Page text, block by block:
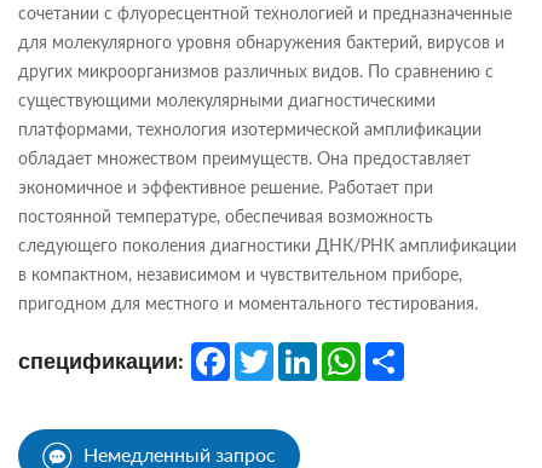
сочетании с флуоресцентной технологией и предназначенные
для молекулярного уровня обнаружения бактерий, вирусов и
других микроорганизмов различных видов. По сравнению с
существующими молекулярными диагностическими
платформами, технология изотермической амплификации
обладает множеством преимуществ. Она предоставляет
экономичное и эффективное решение. Работает при
постоянной температуре, обеспечивая возможность
следующего поколения диагностики ДНК/РНК амплификации
в компактном, независимом и чувствительном приборе,
пригодном для местного и моментального тестирования.
спецификации: FacebookTwitterLinkedInWhatsApp
Немедленный запрос